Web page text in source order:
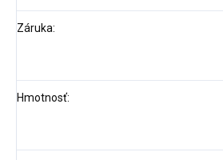
Záruka:
Hmotnosť: